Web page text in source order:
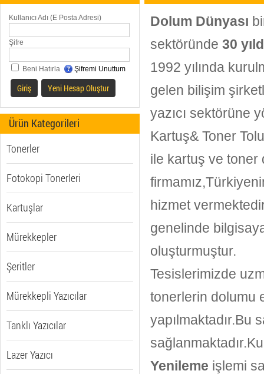
Kullanıcı Adı (E Posta Adresi)
Şifre
Beni Hatırla Şifremi Unuttum
Giriş Yeni Hesap Oluştur
Ürün Kategorileri
Tonerler
Fotokopi Tonerleri
Kartuşlar
Mürekkepler
Şeritler
Mürekkepli Yazıcılar
Tanklı Yazıcılar
Lazer Yazıcı
Dolum Dünyası
sektöründe 30
1992 yılında
gelen bilişim
yazıcı sektörüne
Kartuş& Toner
ile kartuş ve toner
hizmet
genelinde
oluşturmuştur.
Tesislerimizde
tonerlerin dolumu
yapılmaktadır.Bu
Yenileme işlemi